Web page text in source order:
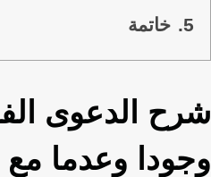
5.
خاتمة
شرح الدعوى
وجودا وعدما